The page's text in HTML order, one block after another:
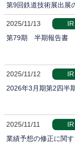
第9回鉄道技術展出展
2025/11/13
IR
第79期 半期報告書
2025/11/12
IR
2026年3月期第2四半
2025/11/11
IR
業績予想の修正に関